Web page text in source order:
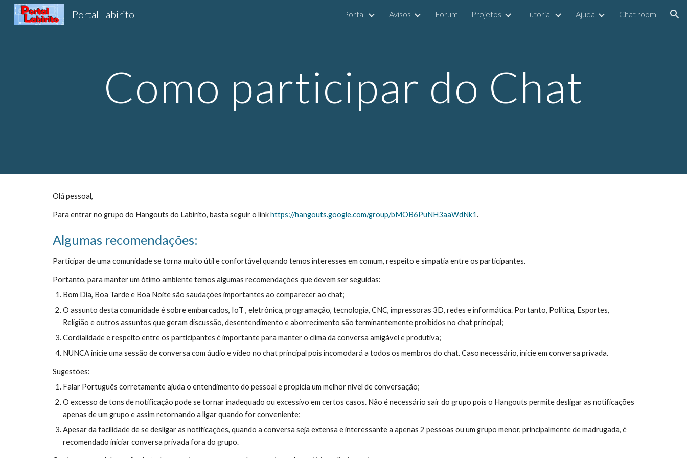
Skip to navigation
Portal Labirito Portal Avisos Forum Projetos Tutorial Ajuda Chat room
Como participar do Chat
Olá pessoal,
Para entrar no grupo do Hangouts do Labirito, basta seguir o link https://hangouts.google.com/group/bMOB6PuNH3aaWdNk1.
Algumas recomendações:
Participar de uma comunidade se torna muito útil e confortável quando temos interesses em comum, respeito e simpatia entre os participantes.
Portanto, para manter um ótimo ambiente temos algumas recomendações que devem ser seguidas:
Bom Dia, Boa Tarde e Boa Noite são saudações importantes ao comparecer ao chat;
O assunto desta comunidade é sobre embarcados, IoT , eletrônica, programação, tecnologia, CNC, impressoras 3D, redes e informática. Portanto, Política, Esportes,
Religião e outros assuntos que geram discussão, desentendimento e aborrecimento são terminantemente proibidos no chat principal;
Cordialidade e respeito entre os participantes é importante para manter o clima da conversa amigável e produtiva;
NUNCA inicie uma sessão de conversa com áudio e vídeo no chat principal pois incomodará a todos os membros do chat. Caso necessário, inicie em conversa privada.
Sugestões:
Falar Português corretamente ajuda o entendimento do pessoal e propicia um melhor nível de conversação;
O excesso de tons de notificação pode se tornar inadequado ou excessivo em certos casos. Não é necessário sair do grupo pois o Hangouts permite desligar as notificações
apenas de um grupo e assim retornando a ligar quando for conveniente;
Apesar da facilidade de se desligar as notificações, quando a conversa seja extensa e interessante a apenas 2 pessoas ou um grupo menor, principalmente de madrugada, é
recomendado iniciar conversa privada fora do grupo.